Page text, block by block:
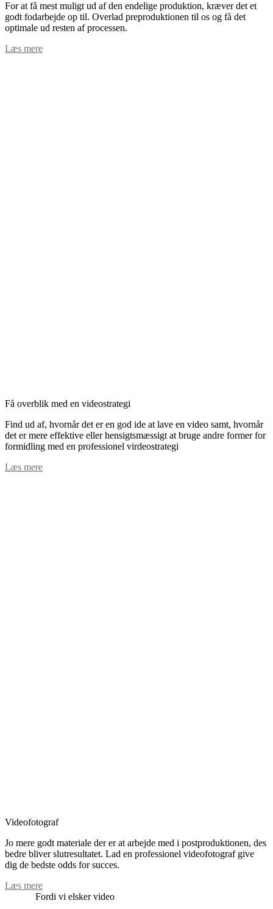
For at få mest muligt ud af den endelige produktion, kræver det et
godt fodarbejde op til. Overlad preproduktionen til os og få det
optimale ud resten af processen.
Læs mere
Få overblik med en videostrategi
Find ud af, hvornår det er en god ide at lave en video samt, hvornår
det er mere effektive eller hensigtsmæssigt at bruge andre former for
formidling med en professionel virdeostrategi
Læs mere
Videofotograf
Jo mere godt materiale der er at arbejde med i postproduktionen, des
bedre bliver slutresultatet. Lad en professionel videofotograf give
dig de bedste odds for succes.
Læs mere
Fordi vi elsker video